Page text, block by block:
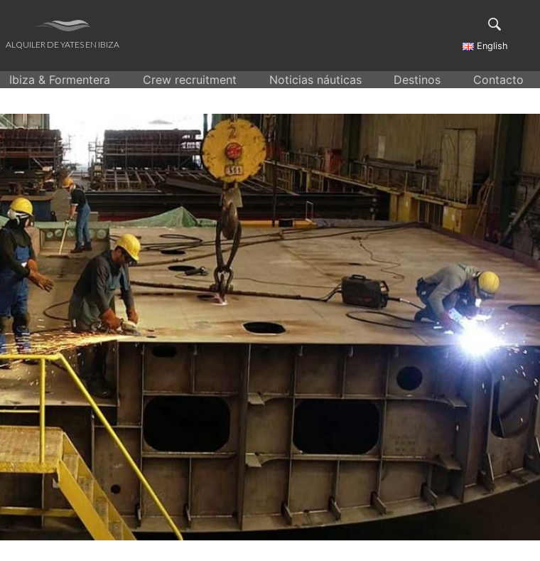
ALQUILER DE YATES EN IBIZA English
Ibiza & Formentera Crew recruitment Noticias náuticas Destinos Contacto